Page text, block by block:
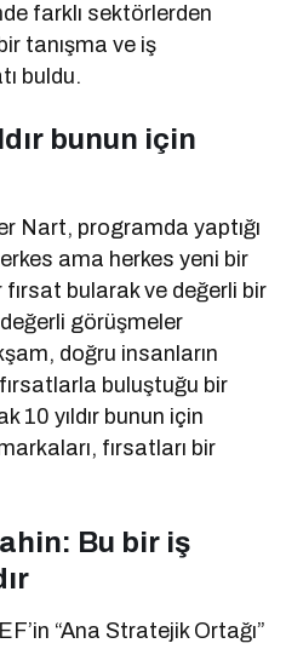
farklı sektörlerden
tanışma ve iş
buldu.
bunun için
Nart, programda yaptığı
ama herkes yeni bir
bularak ve değerli bir
görüşmeler
doğru insanların
buluştuğu bir
10 yıldır bunun için
fırsatları bir
Bu bir iş
“Ana Stratejik Ortağı”